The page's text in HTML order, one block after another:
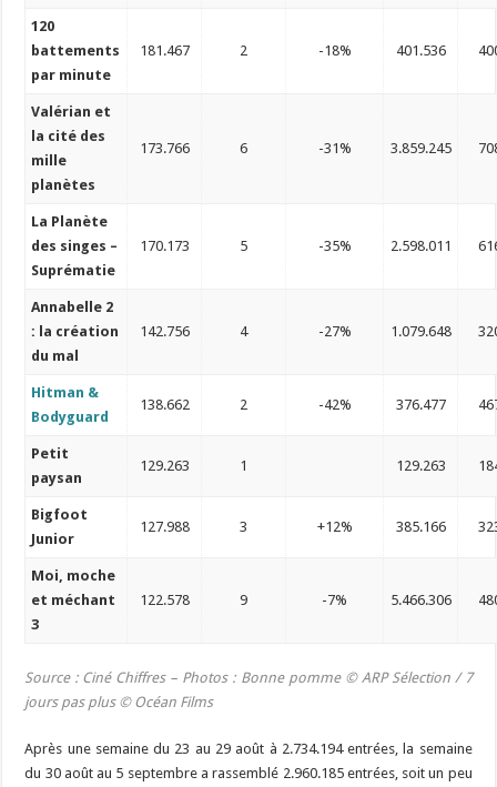
120
battements
par minute
181.467 2 -18% 401.536
Valérian et
la cité des
mille
planètes
173.766 6 -31% 3.859.245
La Planète
des singes –
Suprématie
170.173 5 -35% 2.598.011
Annabelle 2
: la création
du mal
142.756 4 -27% 1.079.648
Hitman &
Bodyguard
138.662 2 -42% 376.477
Petit
paysan
129.263 1 129.263
Bigfoot
Junior
127.988 3 +12% 385.166
Moi, moche
et méchant
3
122.578 9 -7% 5.466.306
Source : Ciné Chiffres – Photos : Bonne pomme © ARP Sélection/ 7
jours pas plus © Océan Films
Après une semaine du 23 au 29 août à 2.734.194 entrées, la semaine
du 30 août au 5 septembre a rassemblé 2.960.185 entrées, soit un peu